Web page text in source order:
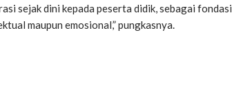
sejak dini kepada peserta didik, sebagai fondasi
maupun emosional,” pungkasnya.